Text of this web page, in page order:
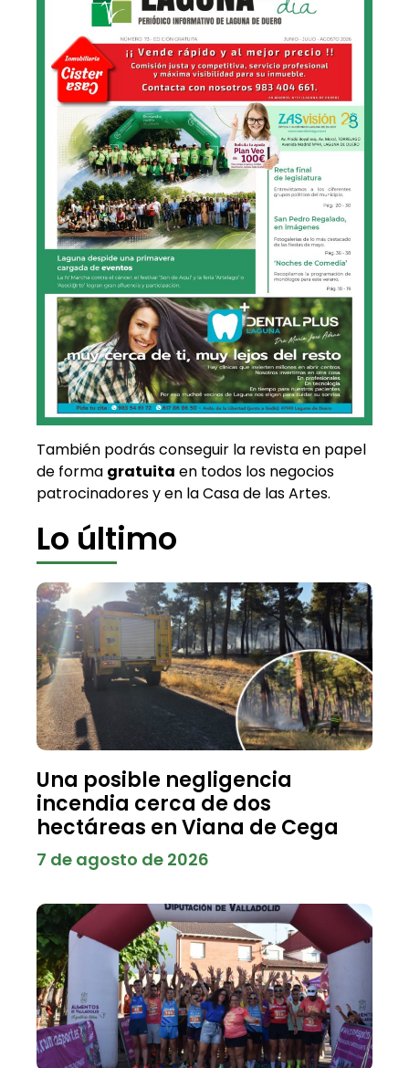
También podrás conseguir la revista en papel
de forma gratuita en todos los negocios
patrocinadores y en la Casa de las Artes.
Lo último
Una posible negligencia
incendia cerca de dos
hectáreas en Viana de Cega
7 de agosto de 2026